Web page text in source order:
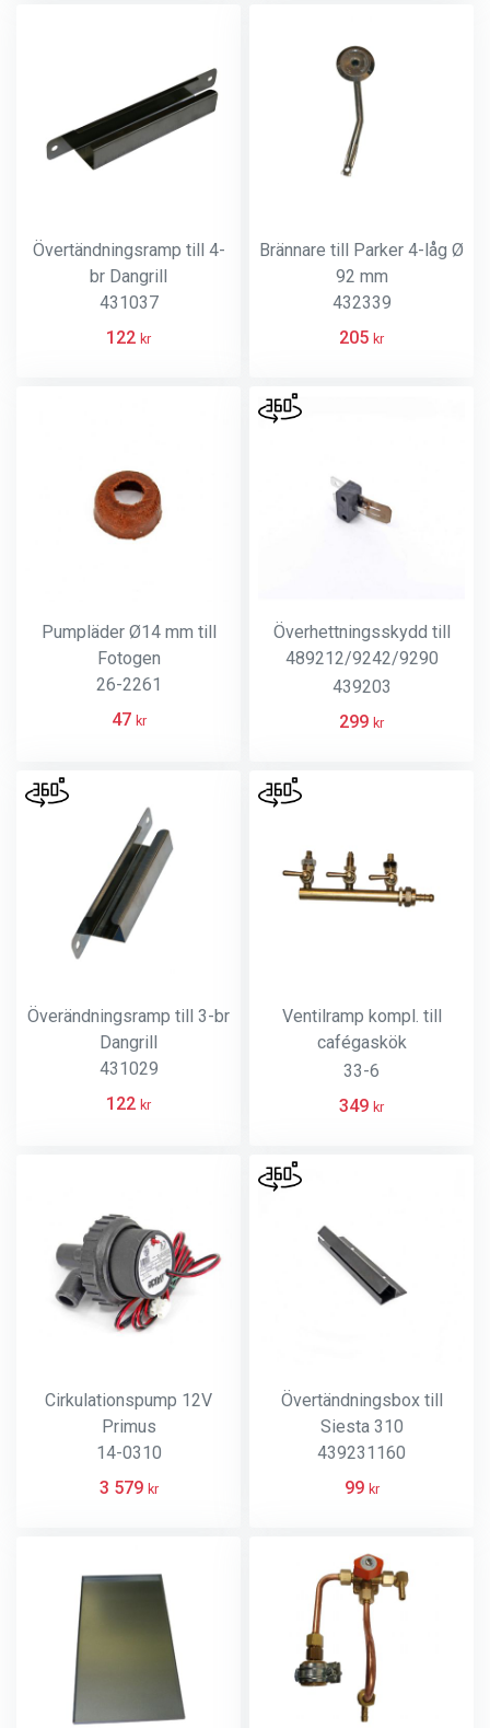
Övertändningsramp till 4-
br Dangrill
431037
122 kr
Brännare till Parker 4-låg Ø
92 mm
432339
205 kr
Pumpläder Ø14 mm till
Fotogen
26-2261
47 kr
Överhettningsskydd till
489212/9242/9290
Luftvärmare
439203
299 kr
Överändningsramp till 3-br
Dangrill
431029
122 kr
Ventilramp kompl. till
cafégaskök
462300/462290
33-6
349 kr
Cirkulationspump 12V
Primus
14-0310
3 579 kr
Övertändningsbox till
Siesta 310
439231160
99 kr